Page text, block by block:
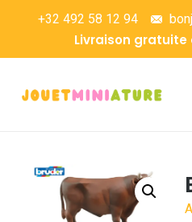
+32 492 58 12 94
Livraison